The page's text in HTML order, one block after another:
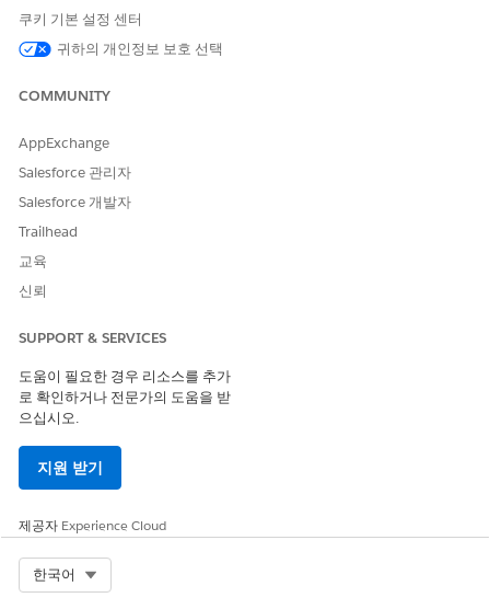
개선을 위한 의견을 보내주세요.
쿠키 기본 설정 센터
귀하의 개인정보 보호 선택
COMMUNITY
AppExchange
Salesforce 관리자
Salesforce 개발자
Trailhead
교육
신뢰
SUPPORT & SERVICES
도움이 필요한 경우 리소스를 추가
로 확인하거나 전문가의 도움을 받
으십시오.
지원 받기
제공자 Experience Cloud
한국어